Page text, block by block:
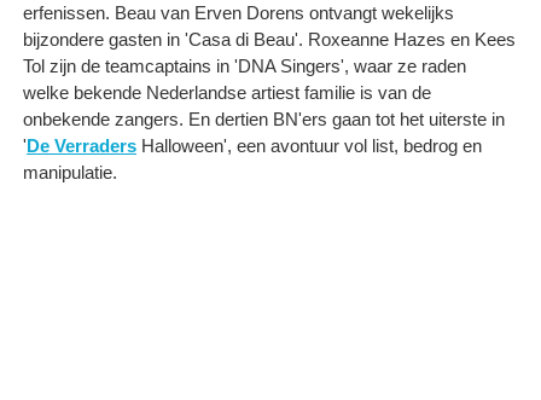
erfenissen. Beau van Erven Dorens ontvangt wekelijks
bijzondere gasten in 'Casa di Beau'. Roxeanne Hazes en Kees
Tol zijn de teamcaptains in 'DNA Singers', waar ze raden
welke bekende Nederlandse artiest familie is van de
onbekende zangers. En dertien BN'ers gaan tot het uiterste in
'De Verraders Halloween', een avontuur vol list, bedrog en
manipulatie.